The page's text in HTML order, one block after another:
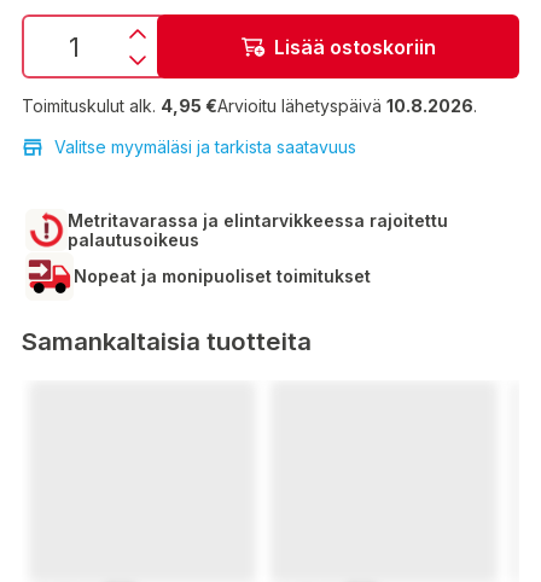
Lisää ostoskoriin
Toimituskulut alk. 4,95 €Arvioitu lähetyspäivä 10.8.2026.
Valitse myymäläsi ja tarkista saatavuus
Metritavarassa ja elintarvikkeessa rajoitettu
palautusoikeus
Nopeat ja monipuoliset toimitukset
Samankaltaisia tuotteita